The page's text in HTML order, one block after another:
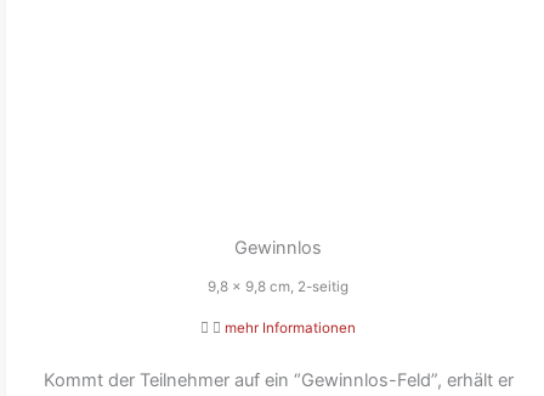
Gewinnlos
9,8 x 9,8 cm, 2-seitig
mehr Informationen
Kommt der Teilnehmer auf ein “Gewinnlos-Feld”, erhält er